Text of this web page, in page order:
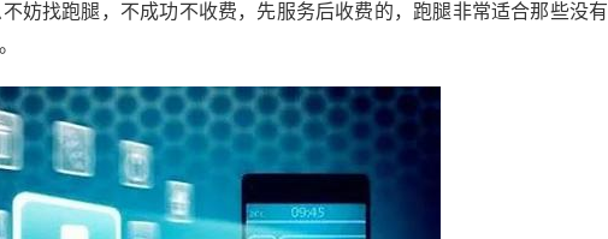
妨找跑腿，不成功不收费，先服务后收费的，跑腿非常适合那些没有